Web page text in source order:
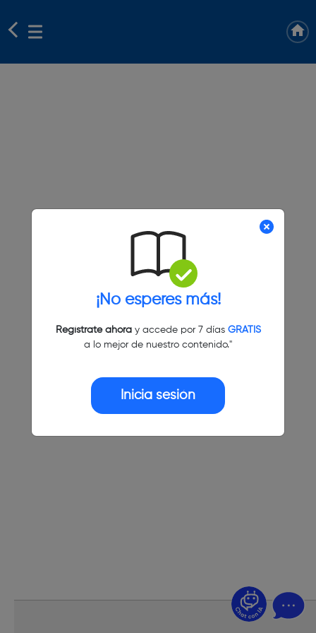
¡No esperes más!
Regístrate ahoray accede por 7 días GRATIS
a lo mejor de nuestro contenido."
Inicia sesión